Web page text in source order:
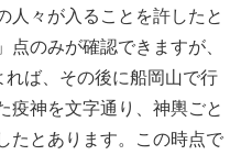
人々が入ることを許したと
のみが確認できますが、
ば、その後に船岡山で行
疫神を文字通り、神輿ごと
たとあります。この時点で